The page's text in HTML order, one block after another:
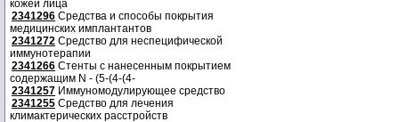
кожей лица
2341296 Средства и способы покрытия
медицинских имплантантов
2341272 Средство для неспецифической
иммунотерапии
2341266 Стенты с нанесенным покрытием
содержащим N - (5-(4-(4-
2341257 Иммуномодулирующее средство
2341255 Средство для лечения
климактерических расстройств